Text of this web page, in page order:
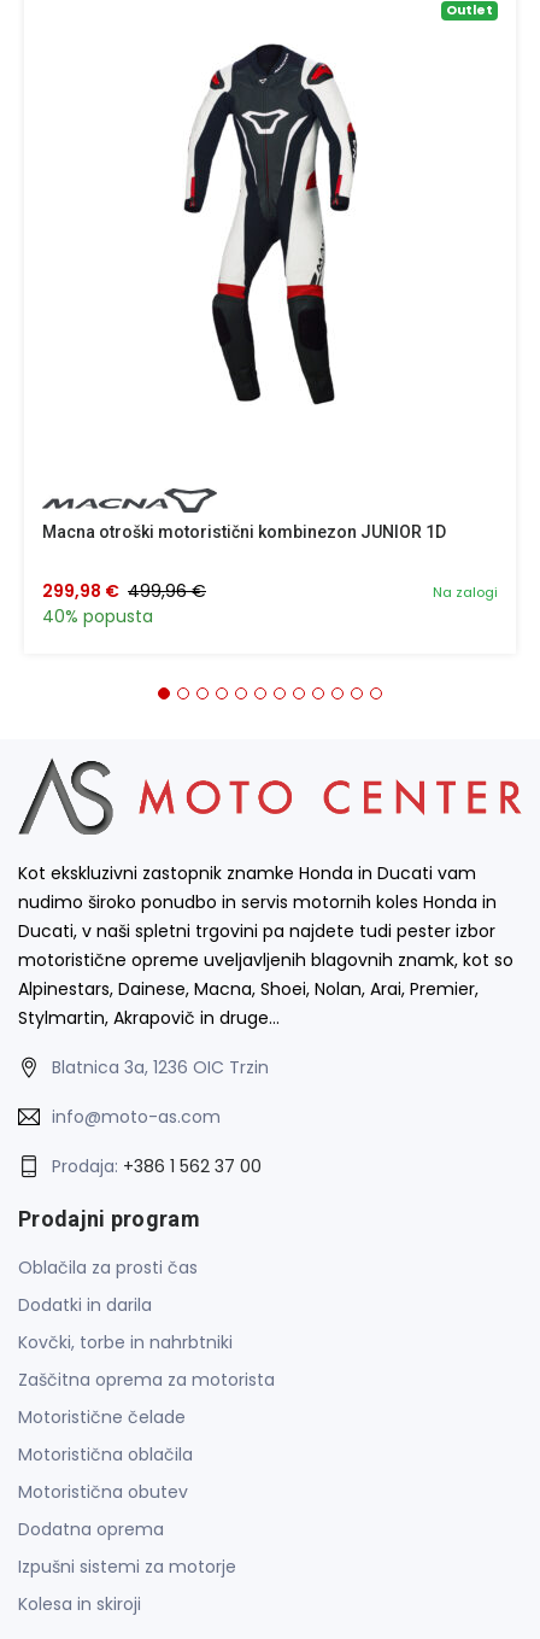
Outlet
Macna otroški motoristični kombinezon JUNIOR 1D
Na zalogi
299,98 € 499,96 €
40% popusta
Kot ekskluzivni zastopnik znamke Honda in Ducati vam
nudimo široko ponudbo in servis motornih koles Honda in
Ducati, v naši spletni trgovini pa najdete tudi pester izbor
motoristične opreme uveljavljenih blagovnih znamk, kot so
Alpinestars, Dainese, Macna, Shoei, Nolan, Arai, Premier,
Stylmartin, Akrapovič in druge…
Blatnica 3a, 1236 OIC Trzin
info@moto-as.com
Prodaja: +386 1 562 37 00
Prodajni program
Oblačila za prosti čas
Dodatki in darila
Kovčki, torbe in nahrbtniki
Zaščitna oprema za motorista
Motoristične čelade
Motoristična oblačila
Motoristična obutev
Dodatna oprema
Izpušni sistemi za motorje
Kolesa in skiroji